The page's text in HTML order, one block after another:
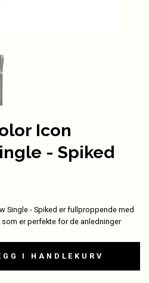
Icon
- Spiked
Single - Spiked er fullproppende med
er perfekte for de anledninger
I HANDLEKURV